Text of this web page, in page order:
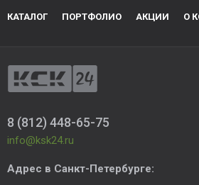
КАТАЛОГ ПОРТФОЛИО АКЦИИ О
8 (812) 448-65-75
info@ksk24.ru
Адрес в Санкт-Петербурге: